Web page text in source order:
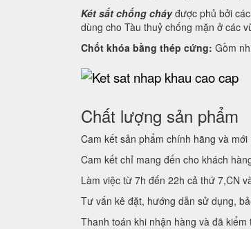
Két sắt chống cháyđược phủ bởi
dùng cho Tàu thuỷ chống mặn ở các
Chốt khóa bằng thép cứng: Gồm
Chất lượng sản phẩm
Cam kết sản phẩm chính hãng và mới
Cam kết chỉ mang đến cho khách
Làm việc từ 7h đến 22h cả thứ 7,CN
Tư vấn kê đặt, hướng dẫn sử dụng,
Thanh toán khi nhận hàng và đã